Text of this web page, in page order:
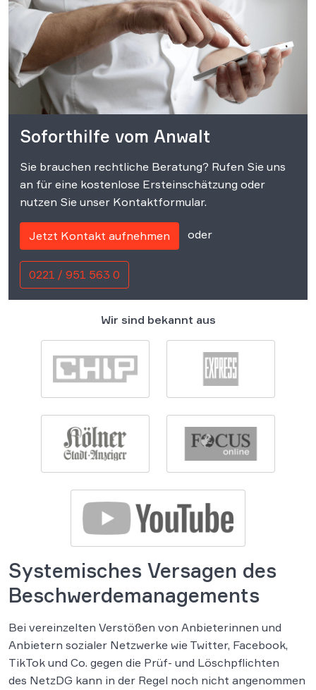
Soforthilfe vom Anwalt
Sie brauchen rechtliche Beratung? Rufen Sie uns
an für eine kostenlose Ersteinschätzung oder
nutzen Sie unser Kontaktformular.
Jetzt Kontakt aufnehmen oder
0221 / 951 563 0
Wir sind bekannt aus
Systemisches Versagen des
Beschwerdemanagements
Bei vereinzelten Verstößen von Anbieterinnen und
Anbietern sozialer Netzwerke wie Twitter, Facebook,
TikTok und Co. gegen die Prüf- und Löschpflichten
des NetzDG kann in der Regel noch nicht angenommen